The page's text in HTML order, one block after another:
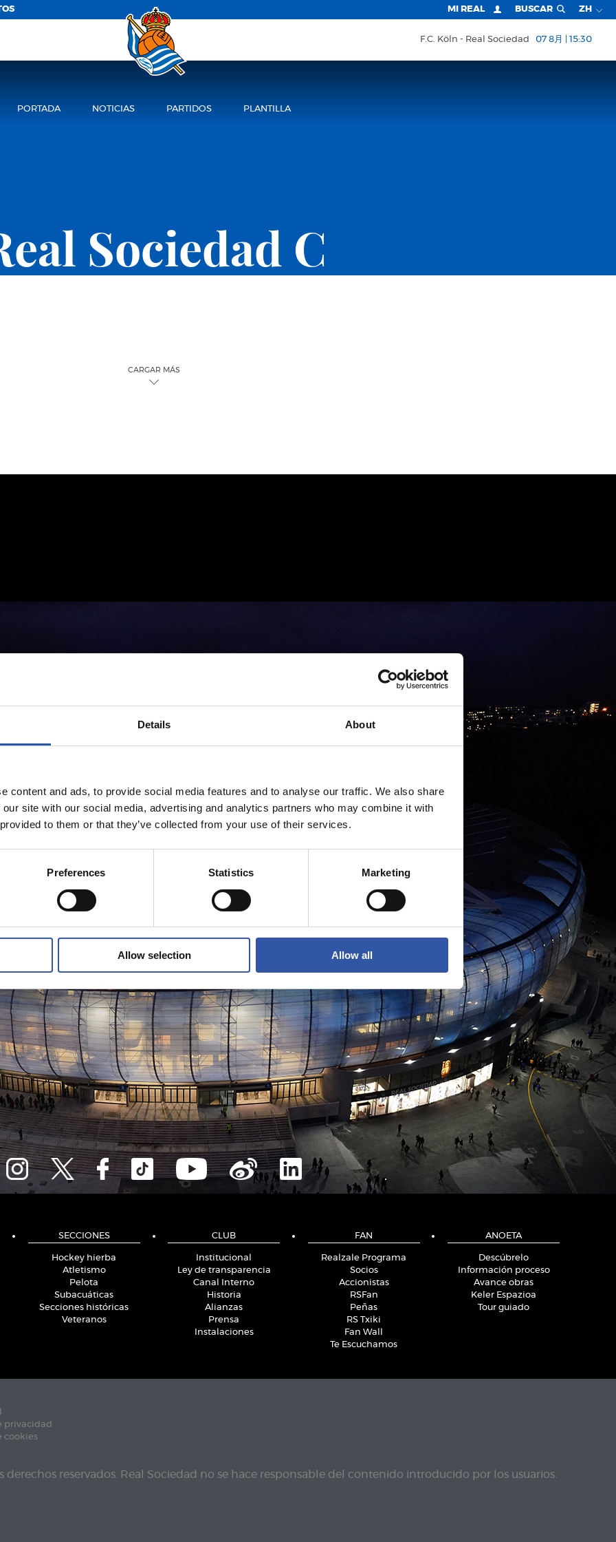
Details About
content and ads, to provide social media features and to analyse our traffic. We also share
site with our social media, advertising and analytics partners who may combine it with
to them or that they’ve collected from your use of their services.
Preferences Statistics Marketing
Allow selection Allow all
MI REAL BUSCAR ZH
F.C. Köln Real Sociedad 07 8月 | 15:30
PORTADA NOTICIAS PARTIDOS PLANTILLA
Sociedad C
CARGAR MÁS
SECCIONES
Hockey hierba
Atletismo
Pelota
Subacuáticas
Secciones históricas
Veteranos
CLUB
Institucional
Ley de transparencia
Canal Interno
Historia
Alianzas
Prensa
Instalaciones
FAN
Realzale Programa
Socios
Accionistas
RSFan
Peñas
RS Txiki
Fan Wall
Te Escuchamos
ANOETA
Descúbrelo
Información proceso
Avance obras
Keler Espazioa
Tour guiado
privacidad
cookies
derechos reservados. Real Sociedad no se hace responsable del contenido introducido por los usuarios.